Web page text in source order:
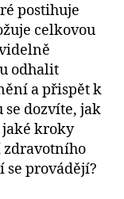
postihuje
celkovou
odhalit
a přispět k
se dozvíte, jak
jaké kroky
zdravotního
se provádějí?